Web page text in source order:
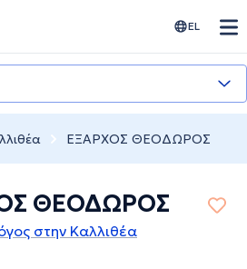
EL
ΕΞΑΡΧΟΣ ΘΕΟΔΩΡΟΣ
ΘΕΟΔΩΡΟΣ
στην Καλλιθέα